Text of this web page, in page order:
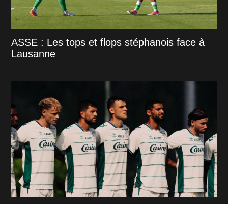
ASSE : Les tops et flops stéphanois face à
Lausanne